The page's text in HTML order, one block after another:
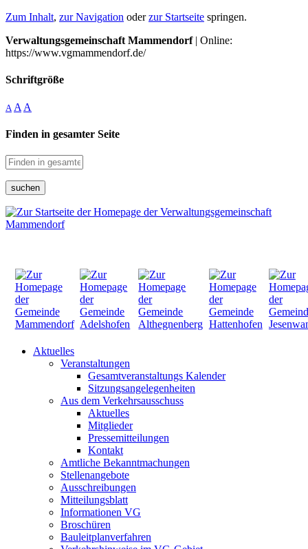
Zum Inhalt, zur Navigation oderzur Startseite springen.
Verwaltungsgemeinschaft Mammendorf| Online:
https://www.vgmammendorf.de/
Schriftgröße
A A A
Finden in gesamter Seite
suchen
Aktuelles
Veranstaltungen
Gesamtveranstaltungs Kalender
Sitzungsangelegenheiten
Aus dem Verkehrsausschuss
Aktuelles
Mitglieder
Pressemitteilungen
Kontakt
Amtliche Bekanntmachungen
Stellenangebote
Ausschreibungen
Mitteilungsblatt
Informationen VG
Broschüren
Bauleitplanverfahren